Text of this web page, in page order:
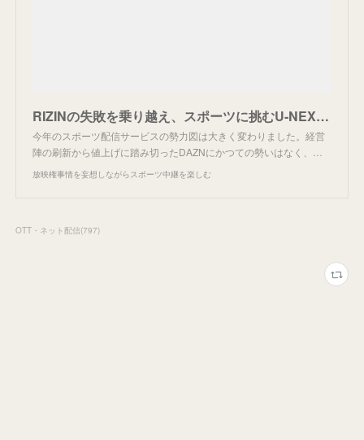
RIZINの失敗を乗り越え、スポーツに挑むU-NEXT。
今年のスポーツ配信サービスの勢力図は大きく変わりました。経営
陣の刷新から値上げに踏み切ったDAZNにかつての勢いはなく、…
放映権事情を妄想しながらスポーツ中継を楽しむ
OTT・ネット配信(797)